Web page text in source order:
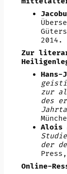
2014.
Zur
zur
des
Alois
der
Online-